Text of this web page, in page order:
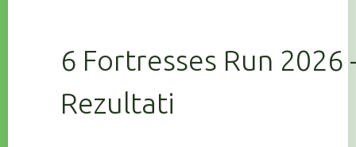
6 Fortresses Run 2026
Rezultati